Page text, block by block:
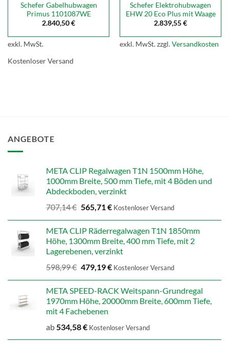
Schefer Gabelhubwagen
Primus 1101087WE
2.840,50€
exkl. MwSt.
Kostenloser Versand
Schefer Elektrohubwagen
EHW 20 Eco Plus mit Waage
2.839,55€
exkl. MwSt.zzgl.Versandkosten
ANGEBOTE
META CLIP Regalwagen T1N 1500mm Höhe,
1000mm Breite, 500 mm Tiefe, mit 4 Böden und
Abdeckboden, verzinkt
707,14€ Ursprünglicher
Preis
707,14 €
565,71€Aktueller
565,71 €.
Kostenloser Versand
META CLIP Räderregalwagen T1N 1850mm
Höhe, 1300mm Breite, 400 mm Tiefe, mit 2
Lagerebenen, verzinkt
598,99€ Ursprünglicher
Preis
598,99 €
479,19€Aktueller
479,19 €.
Kostenloser Versand
META SPEED-RACK Weitspann-Grundregal
1970mm Höhe, 20000mm Breite, 600mm Tiefe,
mit 4 Fachebenen
ab534,58€ Kostenloser Versand